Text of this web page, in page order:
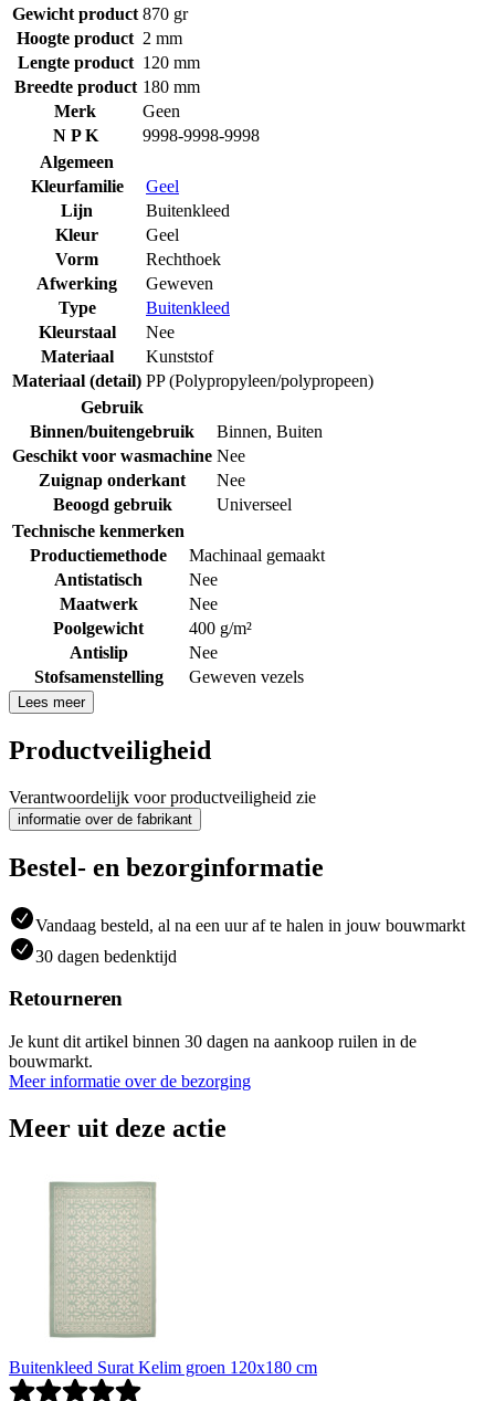
Gewicht product 870 gr
Hoogte product 2 mm
Lengte product 120 mm
Breedte product 180 mm
Merk
Geen
N P K
9998-9998-9998
Algemeen
Kleurfamilie
Geel
Lijn
Buitenkleed
Kleur
Geel
Vorm
Rechthoek
Afwerking
Geweven
Type
Buitenkleed
Kleurstaal
Nee
Materiaal
Kunststof
Materiaal (detail) PP (Polypropyleen/polypropeen)
Gebruik
Binnen/buitengebruik
Binnen, Buiten
Geschikt voor wasmachine Nee
Zuignap onderkant
Nee
Beoogd gebruik
Universeel
Technische kenmerken
Productiemethode
Machinaal gemaakt
Antistatisch
Nee
Maatwerk
Nee
Poolgewicht
400 g/m²
Antislip
Nee
Stofsamenstelling
Geweven vezels
Lees meer
Productveiligheid
Verantwoordelijk voor productveiligheid zie
informatie over de fabrikant
Bestel- en bezorginformatie
Vandaag besteld, al na een uur af te halen in jouw bouwmarkt
30 dagen bedenktijd
Retourneren
Je kunt dit artikel binnen 30 dagen na aankoop ruilen in de
bouwmarkt.
Meer informatie over de bezorging
Meer uit deze actie
Buitenkleed Surat Kelim groen 120x180 cm